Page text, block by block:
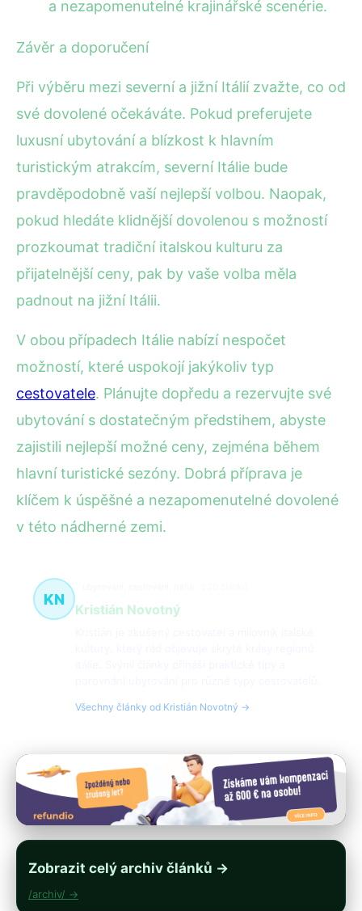
a nezapomenutelné krajinářské scenérie.
Závěr a doporučení
Při výběru mezi severní a jižní Itálií zvažte, co od
své dovolené očekáváte. Pokud preferujete
luxusní ubytování a blízkost k hlavním
turistickým atrakcím, severní Itálie bude
pravděpodobně vaší nejlepší volbou. Naopak,
pokud hledáte klidnější dovolenou s možností
prozkoumat tradiční italskou kulturu za
přijatelnější ceny, pak by vaše volba měla
padnout na jižní Itálii.
V obou případech Itálie nabízí nespočet
možností, které uspokojí jakýkoliv typ
cestovatele. Plánujte dopředu a rezervujte své
ubytování s dostatečným předstihem, abyste
zajistili nejlepší možné ceny, zejména během
hlavní turistické sezóny. Dobrá příprava je
klíčem k úspěšné a nezapomenutelné dovolené
v této nádherné zemi.
KN
Kristián Novotný
Všechny články od Kristián Novotný →
Zobrazit celý archiv článků →
/archiv/ →